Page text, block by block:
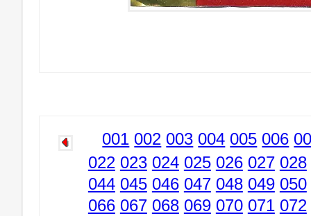
001 002 003 004 005 006
022 023 024 025 026 027 028
044 045 046 047 048 049 050
066 067 068 069 070 071 072